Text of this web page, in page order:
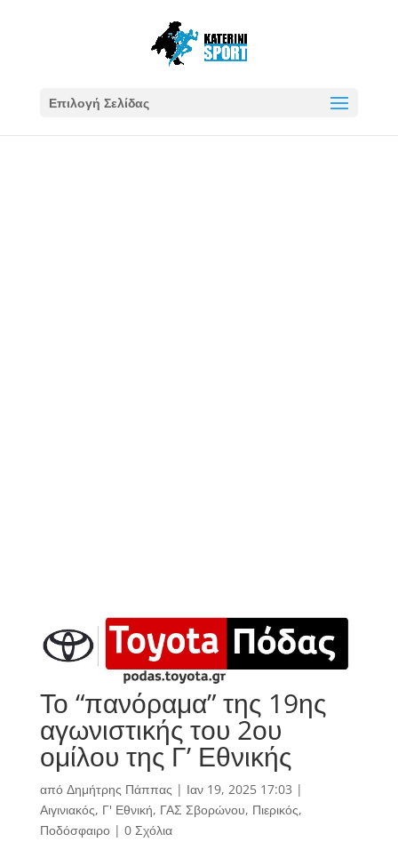
Επιλογή Σελίδας
Το “πανόραμα” της 19ης
αγωνιστικής του 2ου
ομίλου της Γ’ Εθνικής
από Δημήτρης Πάππας | Ιαν 19, 2025 17:03 |
Αιγινιακός, Γ' Εθνική, ΓΑΣ Σβορώνου, Πιερικός,
Ποδόσφαιρο| 0 Σχόλια